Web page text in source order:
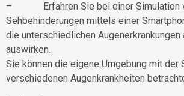
– Erfahren Sie bei einer Simulation
Sehbehinderungen mittels einer
die unterschiedlichen Augenerkrankungen
auswirken.
Sie können die eigene Umgebung mit der
verschiedenen Augenkrankheiten